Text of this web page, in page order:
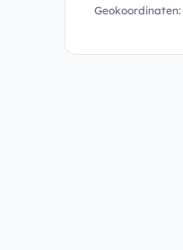
Geokoordinaten: